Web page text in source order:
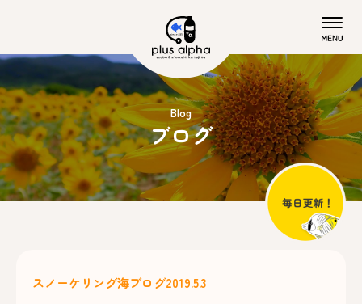
Blog
ブログ
スノーケリング海ブログ2019.5.3